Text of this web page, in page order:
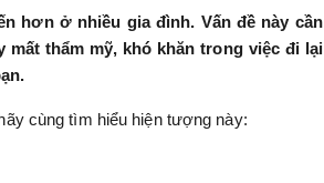
hơn ở nhiều gia đình. Vấn đề này cần
thẩm mỹ, khó khăn trong việc đi lại
cùng tìm hiểu hiện tượng này: